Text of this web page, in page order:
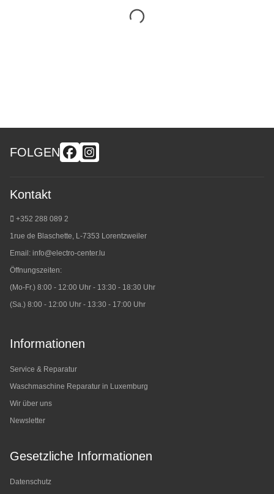
FOLGEN
Kontakt
+352 288 089 2
1rue de Blaschette, L-7353 Lorentzweiler
Email: info@electro-center.lu
Öffnungszeiten:
(Mo-Fr.) 8:00 - 12:00 Uhr - 13:30 - 18:30 Uhr
(Sa.) 8:00 - 12:00 Uhr - 13:30 - 17:00 Uhr
Informationen
Service & Reparatur
Waschmaschine Reparatur in Luxemburg
Wir über uns
Newsletter
Gesetzliche Informationen
Datenschutz